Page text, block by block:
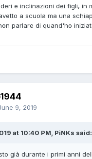
e inclinazioni dei figli, in
a scuola ma una
parlare di quand'ho
9, 2019
at 10:40 PM, PiNKs said:
già durante i primi anni